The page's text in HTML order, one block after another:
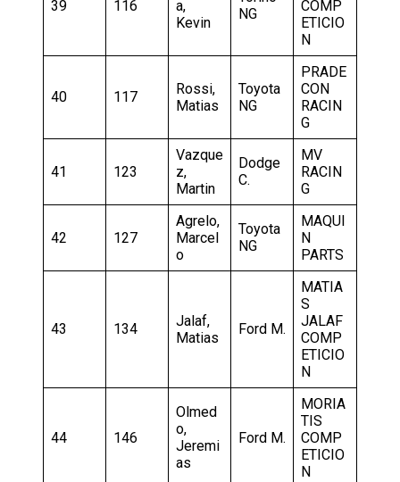
39 116
a,
Kevin
NG
COMP
ETICIO
N
40 117
Rossi,
Matias
Toyota
NG
PRADE
CON
RACIN
G
41 123
Vazque
z,
Martin
Dodge
C.
MV
RACIN
G
42 127
Agrelo,
Marcel
o
Toyota
NG
MAQUI
N
PARTS
43 134
Jalaf,
Matias
Ford M.
MATIA
S
JALAF
COMP
ETICIO
N
44 146
Olmed
o,
Jeremi
as
Ford M.
MORIA
TIS
COMP
ETICIO
N